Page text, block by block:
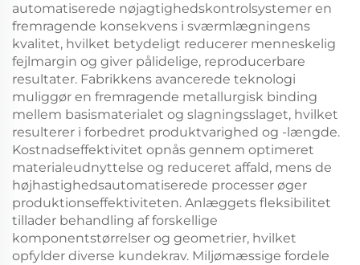
automatiserede nøjagtighedskontrolsystemer en
fremragende konsekvens i sværmlægningens
kvalitet, hvilket betydeligt reducerer menneskelig
fejlmargin og giver pålidelige, reproducerbare
resultater. Fabrikkens avancerede teknologi
muliggør en fremragende metallurgisk binding
mellem basismaterialet og slagningsslaget, hvilket
resulterer i forbedret produktvarighed og -længde.
Kostnadseffektivitet opnås gennem optimeret
materialeudnyttelse og reduceret affald, mens de
højhastighedsautomatiserede processer øger
produktionseffektiviteten. Anlæggets fleksibilitet
tillader behandling af forskellige
komponentstørrelser og geometrier, hvilket
opfylder diverse kundekrav. Miljømæssige fordele